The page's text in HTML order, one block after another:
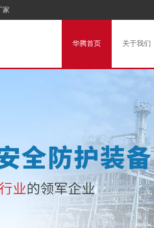
家
华腾首页 关于我们